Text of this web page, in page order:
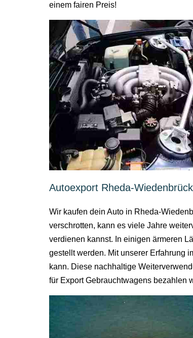
einem fairen Preis!
Autoexport Rheda-Wiedenbrück
Wir kaufen dein Auto in Rheda-
verschrotten, kann es viele Jahre
verdienen kannst. In einigen ärmeren
gestellt werden. Mit unserer Erfahrung
kann. Diese nachhaltige
für Export Gebrauchtwagens bezahlen